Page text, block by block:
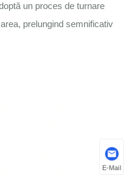
un proces de turnare
prelungind semnificativ
E-Mail